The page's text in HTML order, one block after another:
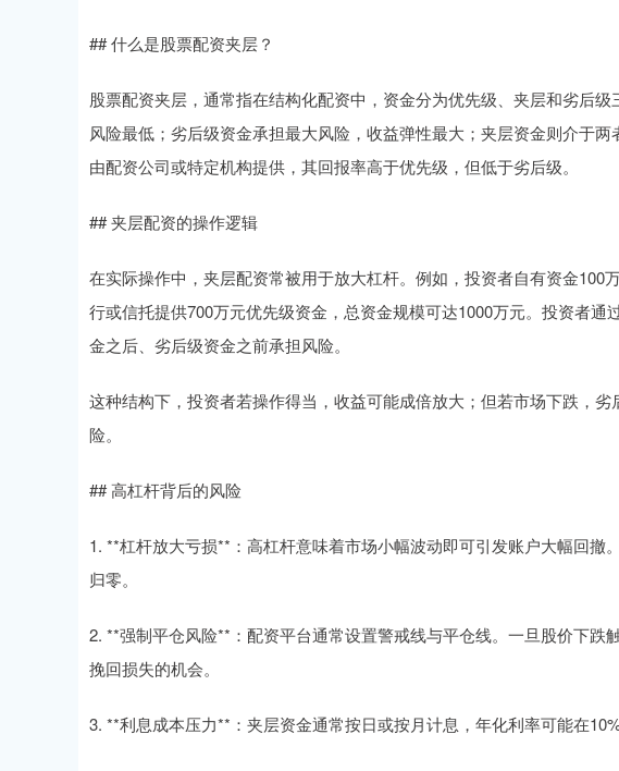
## 什么是股票配资夹层？
股票配资夹层，通常指在结构化配资中，资金分为优先级、夹层和劣后
风险最低；劣后级资金承担最大风险，收益弹性最大；夹层资金则介于
由配资公司或特定机构提供，其回报率高于优先级，但低于劣后级。
## 夹层配资的操作逻辑
在实际操作中，夹层配资常被用于放大杠杆。例如，投资者自有资金100
行或信托提供700万元优先级资金，总资金规模可达1000万元。投资者
金之后、劣后级资金之前承担风险。
这种结构下，投资者若操作得当，收益可能成倍放大；但若市场下跌，
险。
## 高杠杆背后的风险
1. **杠杆放大亏损**：高杠杆意味着市场小幅波动即可引发账户大幅回撤
归零。
2. **强制平仓风险**：配资平台通常设置警戒线与平仓线。一旦股价下
挽回损失的机会。
3. **利息成本压力**：夹层资金通常按日或按月计息，年化利率可能在